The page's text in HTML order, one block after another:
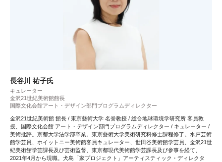
長谷川 祐子氏
キュレーター
金沢21世紀美術館館長
国際文化会館アート・デザイン部門プログラムディレクター
金沢21世紀美術館 館長 / 東京藝術大学 名誉教授 / 総合地球環境学研究所 客員教
授、国際文化会館 アート・デザイン部門プログラムディレクター / キュレーター /
美術批評。京都大学法学部卒業。東京藝術大学美術研究科修士課程修了。水戸芸術
館学芸員、ホイットニー美術館客員キュレーター、世田谷美術館学芸員、金沢21世
紀美術館学芸課長及び芸術監督、東京都現代美術館学芸課長及び参事を経て、
2021年4月から現職。犬島「家プロジェクト」アーティスティック・ディレクタ